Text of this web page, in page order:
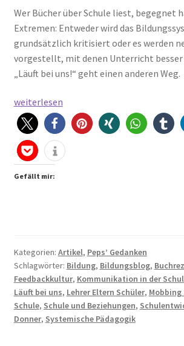
Wer Bücher über Schule liest, begegnet
Extremen: Entweder wird das
grundsätzlich kritisiert oder es werden
vorgestellt, mit denen Unterricht
„Läuft bei uns!“ geht einen anderen Weg.
Schule
beginnt
zwischen
den
Menschen
weiterlesen
Gefällt mir:
Kategorien: Artikel, Peps’ Gedanken
Schlagwörter: Bildung, Bildungsblog,
Feedbackkultur, Kommunikation in der
Läuft bei uns, Lehrer Eltern Schüler, Mobbing
Schule, Schule und Beziehungen,
Donner, Systemische Pädagogik